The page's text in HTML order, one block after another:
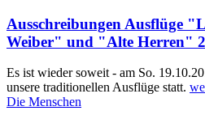
Ausschreibungen Ausflüge
Weiber" und "Alte Herren"
Es ist wieder soweit - am So.
unsere traditionellen Ausflüge statt.
Die Menschen